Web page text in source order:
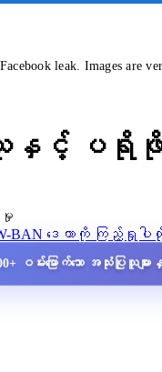
leak. Images are
ရှုသူနှင့် ပ
မှု
BAN ဒေတာကို ကြည့်ရှုပါ
ဝမ်းမြောက်သော အသုံးပြုသူများ